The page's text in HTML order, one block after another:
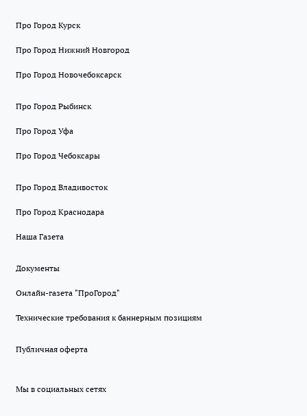
Про Город Курск
Про Город Нижний Новгород
Про Город Новочебоксарск
Про Город Рыбинск
Про Город Уфа
Про Город Чебоксары
Про Город Владивосток
Про Город Краснодара
Наша Газета
Документы
Онлайн-газета "ПроГород"
Технические требования к баннерным позициям
Публичная оферта
Мы в социальных сетях